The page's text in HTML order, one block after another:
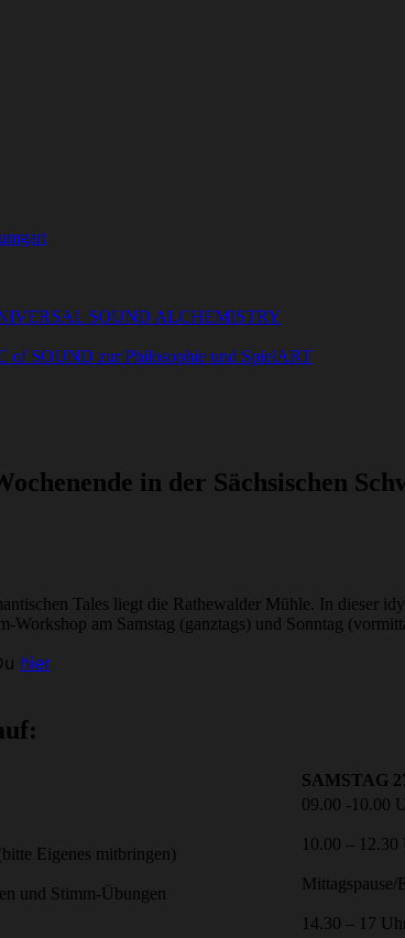
SOUND ALCHEMISTRY
of SOUND zur Philosophie und SpielART
in der Sächsischen
Tales liegt die Rathewalder Mühle. In dieser
Workshop am Samstag (ganztags) und Sonntag
hier
SAMSTAG
Eigenes mitbringen)
und Stimm-Übungen
09.00 -10.00
10.00 – 12.30
Mittagspause/
14.30 – 17